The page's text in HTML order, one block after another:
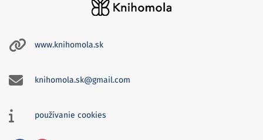
www.knihomola.sk
knihomola.sk@gmail.com
používanie cookies